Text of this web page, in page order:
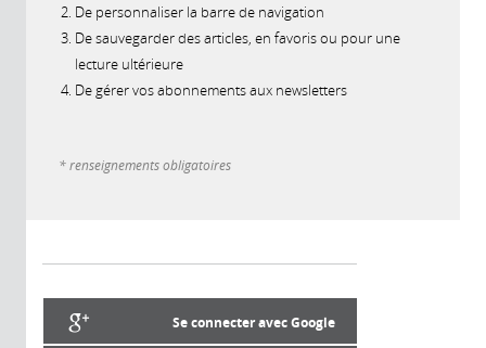
De personnaliser la barre de navigation
De sauvegarder des articles, en favoris ou pour une
lecture ultérieure
De gérer vos abonnements aux newsletters
* renseignements obligatoires
Se connecter avec Google